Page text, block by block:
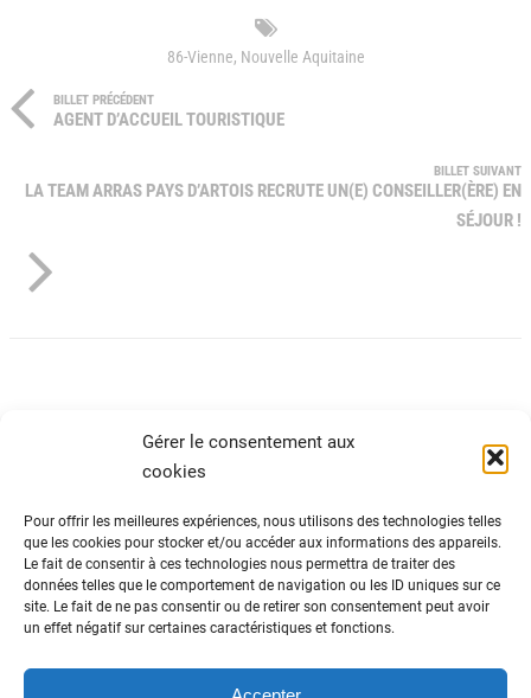
Gérer le consentement aux
cookies
Pour offrir les meilleures expériences, nous utilisons des technologies telles
que les cookies pour stocker et/ou accéder aux informations des appareils.
Le fait de consentir à ces technologies nous permettra de traiter des
données telles que le comportement de navigation ou les ID uniques sur ce
site. Le fait de ne pas consentir ou de retirer son consentement peut avoir
un effet négatif sur certaines caractéristiques et fonctions.
86-Vienne, Nouvelle Aquitaine
BILLET PRÉCÉDENT
AGENT D’ACCUEIL TOURISTIQUE
BILLET SUIVANT
LA TEAM ARRAS PAYS D’ARTOIS RECRUTE UN(E) CONSEILLER(ÈRE) EN
SÉJOUR !
ADN Tourisme
Fédération nationale des organismes
institutionnels de tourisme